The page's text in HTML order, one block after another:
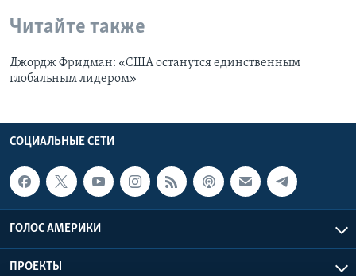
Читайте также
Джордж Фридман: «США останутся единственным
глобальным лидером»
СОЦИАЛЬНЫЕ СЕТИ
ГОЛОС АМЕРИКИ
ПРОЕКТЫ